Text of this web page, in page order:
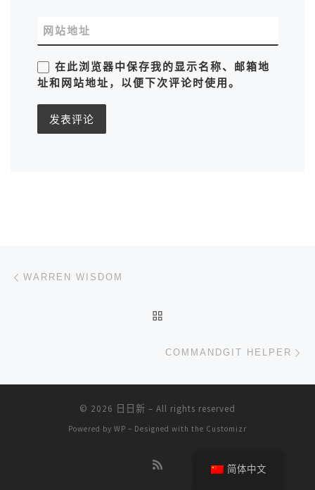
网站地址
在此浏览器中保存我的显示名称、邮箱地
址和网站地址，以便下次评论时使用。
文章导航
WARREN WISDOM
COMMANDGIT HELPER
© 2026 日日新 – All rights reserved
Powered by WP – Designed with the Customizr
简体中文